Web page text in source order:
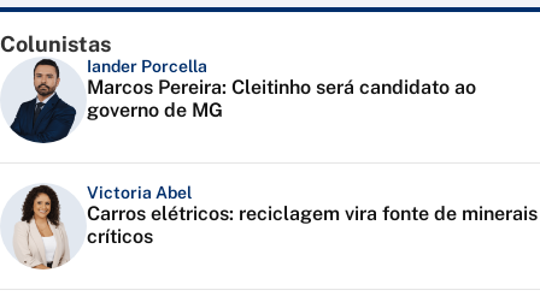
Colunistas
Iander Porcella
Marcos Pereira: Cleitinho será candidato ao
governo de MG
Victoria Abel
Carros elétricos: reciclagem vira fonte de minerais
críticos